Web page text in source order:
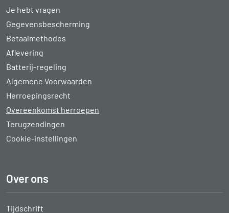
Je hebt vragen
Gegevensbescherming
Betaalmethodes
Aflevering
Batterij-regeling
Algemene Voorwaarden
Herroepingsrecht
Overeenkomst herroepen
Terugzendingen
Cookie-instellingen
Over ons
Tijdschrift